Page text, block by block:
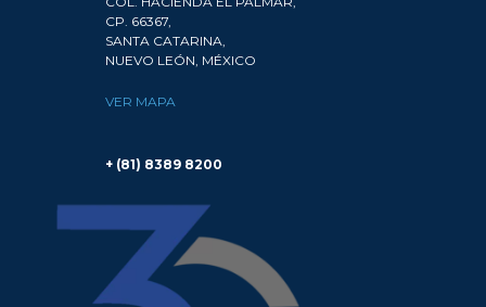
CP. 66367,
SANTA CATARINA,
NUEVO LEÓN, MÉXICO
VER MAPA
+ (81) 8389 8200